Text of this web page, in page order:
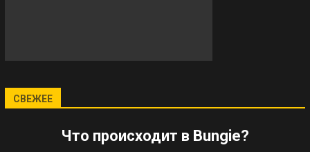
СВЕЖЕЕ
Что происходит в Bungie?